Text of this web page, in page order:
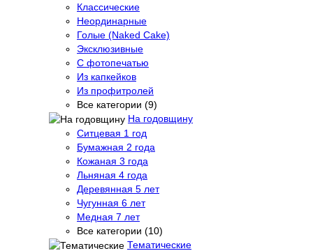
Классические
Неординарные
Голые (Naked Cake)
Эксклюзивные
С фотопечатью
Из капкейков
Из профитролей
Все категории (9)
На годовщину
Ситцевая 1 год
Бумажная 2 года
Кожаная 3 года
Льняная 4 года
Деревянная 5 лет
Чугунная 6 лет
Медная 7 лет
Все категории (10)
Тематические